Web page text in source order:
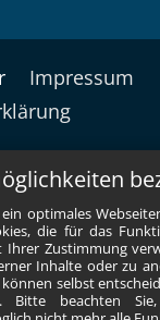
optimales
die für das
Zustimmung
Inhalte oder zu
selbst
Bitte beachten
Impressum